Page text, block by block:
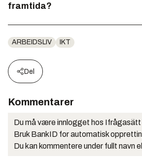
framtida?
ARBEIDSLIV IKT
Del
Kommentarer
Du må være innlogget hos Ifrågasätt
Bruk BankID for automatisk
Du kan kommentere under fullt navn